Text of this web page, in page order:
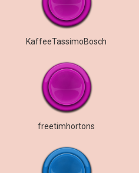
KaffeeTassimoBosch
freetimhortons